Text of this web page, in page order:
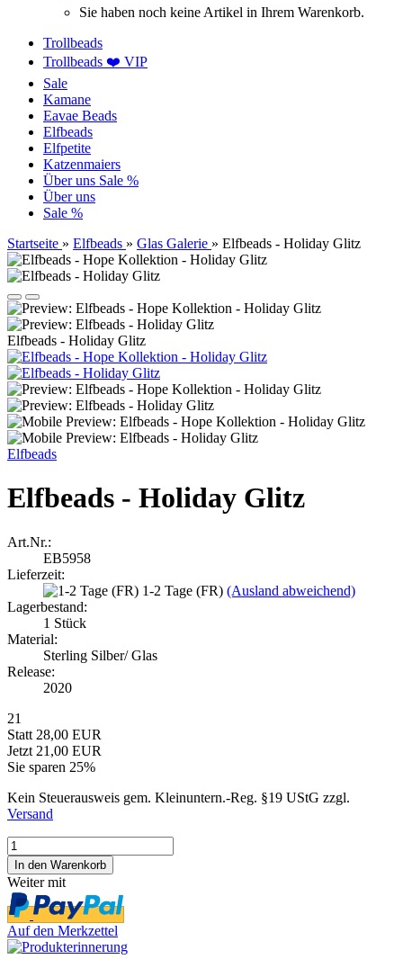
Sie haben noch keine Artikel in Ihrem Warenkorb.
Trollbeads
Trollbeads ❤️ VIP
Sale
Kamane
Eavae Beads
Elfbeads
Elfpetite
Katzenmaiers
Über uns Sale %
Über uns
Sale %
Startseite » Elfbeads » Glas Galerie » Elfbeads - Holiday Glitz
Elfbeads - Holiday Glitz
Elfbeads
Elfbeads - Holiday Glitz
Art.Nr.:
EB5958
Lieferzeit:
1-2 Tage (FR) (Ausland abweichend)
Lagerbestand:
1 Stück
Material:
Sterling Silber/ Glas
Release:
2020
21
Statt 28,00 EUR
Jetzt 21,00 EUR
Sie sparen 25%
Kein Steuerausweis gem. Kleinuntern.-Reg. §19 UStG zzgl.
Versand
Weiter mit
Auf den Merkzettel